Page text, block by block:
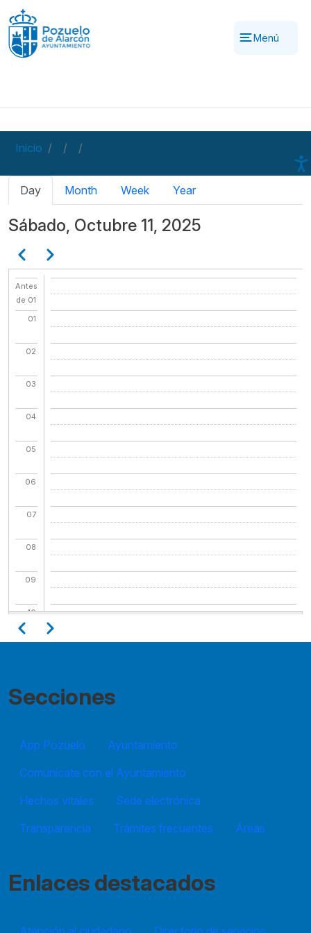
Pasar al contenido principal
Menú
Inicio
Solapas principales
Day Month Week Year
Sábado, Octubre 11, 2025
Paginación
AnteriorSiguiente
Antes
de 01
01
02
03
04
05
06
07
08
09
10
11
14
15
Paginación
AnteriorSiguiente
Secciones
App Pozuelo
Ayuntamiento
Comunícate con el Ayuntamiento
Hechos vitales
Sede electrónica
Transparencia
Trámites frecuentes Áreas
Enlaces destacados